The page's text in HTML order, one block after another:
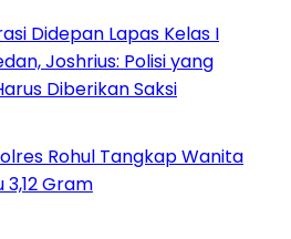
Didepan Lapas Kelas I
Joshrius: Polisi yang
Diberikan Saksi
Rohul Tangkap Wanita
3,12 Gram